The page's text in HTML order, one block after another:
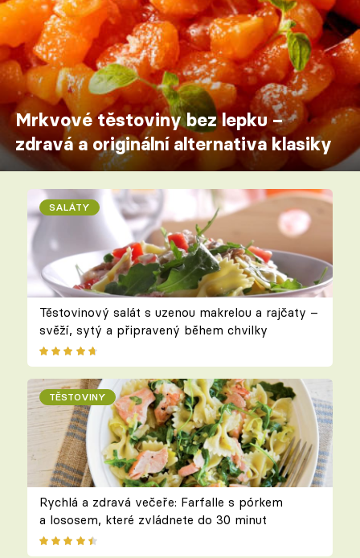
Mrkvové těstoviny bez lepku –
zdravá a originální alternativa klasiky
SALÁTY
Těstovinový salát s uzenou makrelou a rajčaty –
svěží, sytý a připravený během chvilky
TĚSTOVINY
Rychlá a zdravá večeře: Farfalle s pórkem
a lososem, které zvládnete do 30 minut